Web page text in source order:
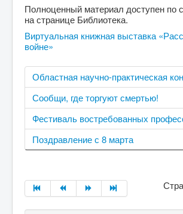
Полноценный материал доступен по
на странице Библиотека.
Виртуальная книжная выставка
войне»
Областная научно-практическая
Сообщи, где торгуют смертью!
Фестиваль востребованных
Поздравление с 8 марта